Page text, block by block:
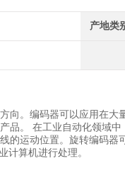
产地类
向。编码器可以应用在
品。 在工业自动化领域
的运动位置。旋转编码
计算机进行处理。